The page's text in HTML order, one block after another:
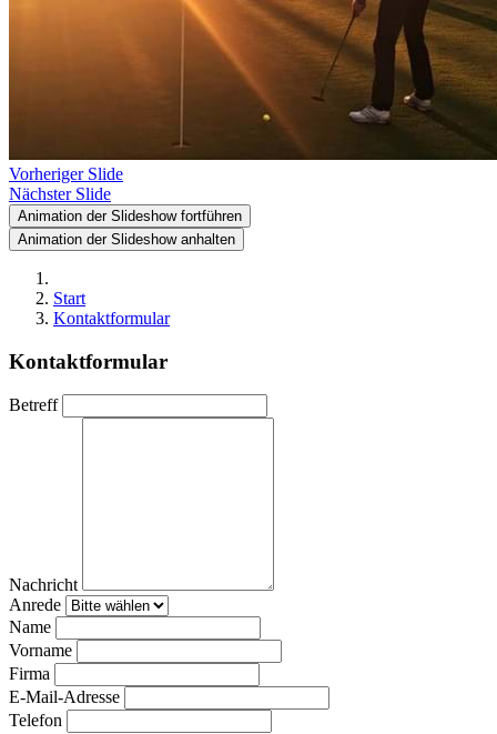
Vorheriger Slide
Nächster Slide
Animation der Slideshow fortführen
Animation der Slideshow anhalten
Start
Kontaktformular
Kontaktformular
Betreff
Nachricht
Anrede
Name
Vorname
Firma
E-Mail-Adresse
Telefon